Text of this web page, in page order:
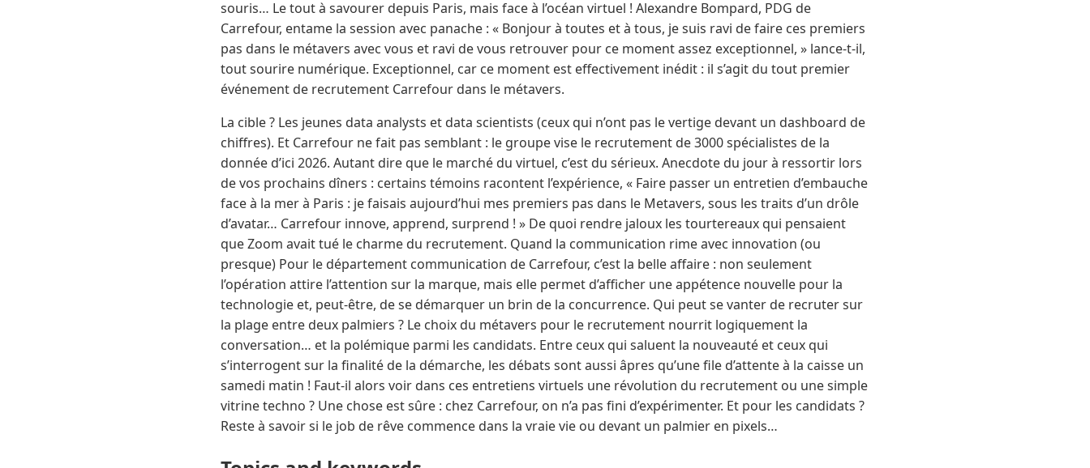
souris… Le tout à savourer depuis Paris, mais face à l’océan virtuel ! Alexandre Bompard, PDG de
Carrefour, entame la session avec panache : « Bonjour à toutes et à tous, je suis ravi de faire ces premiers
pas dans le métavers avec vous et ravi de vous retrouver pour ce moment assez exceptionnel, » lance-t-il,
tout sourire numérique. Exceptionnel, car ce moment est effectivement inédit : il s’agit du tout premier
événement de recrutement Carrefour dans le métavers.
La cible ? Les jeunes data analysts et data scientists (ceux qui n’ont pas le vertige devant un dashboard de
chiffres). Et Carrefour ne fait pas semblant : le groupe vise le recrutement de 3000 spécialistes de la
donnée d’ici 2026. Autant dire que le marché du virtuel, c’est du sérieux. Anecdote du jour à ressortir lors
de vos prochains dîners : certains témoins racontent l’expérience, « Faire passer un entretien d’embauche
face à la mer à Paris : je faisais aujourd’hui mes premiers pas dans le Metavers, sous les traits d’un drôle
d’avatar… Carrefour innove, apprend, surprend ! » De quoi rendre jaloux les tourtereaux qui pensaient
que Zoom avait tué le charme du recrutement. Quand la communication rime avec innovation (ou
presque) Pour le département communication de Carrefour, c’est la belle affaire : non seulement
l’opération attire l’attention sur la marque, mais elle permet d’afficher une appétence nouvelle pour la
technologie et, peut-être, de se démarquer un brin de la concurrence. Qui peut se vanter de recruter sur
la plage entre deux palmiers ? Le choix du métavers pour le recrutement nourrit logiquement la
conversation… et la polémique parmi les candidats. Entre ceux qui saluent la nouveauté et ceux qui
s’interrogent sur la finalité de la démarche, les débats sont aussi âpres qu’une file d’attente à la caisse un
samedi matin ! Faut-il alors voir dans ces entretiens virtuels une révolution du recrutement ou une simple
vitrine techno ? Une chose est sûre : chez Carrefour, on n’a pas fini d’expérimenter. Et pour les candidats ?
Reste à savoir si le job de rêve commence dans la vraie vie ou devant un palmier en pixels…